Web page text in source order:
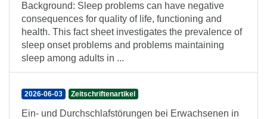
Background: Sleep problems can have negative
consequences for quality of life, functioning and
health. This fact sheet investigates the prevalence of
sleep onset problems and problems maintaining
sleep among adults in ...
2026-06-03 Zeitschriftenartikel
Ein- und Durchschlafstörungen bei Erwachsenen in